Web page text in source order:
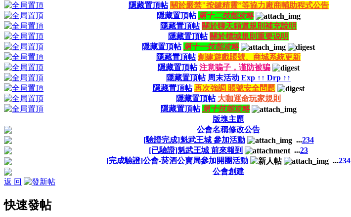
隱藏置頂帖 關於嚴禁"按鍵精靈”等協力廠商輔助程式公告
隱藏置頂帖 第十二技能攻略
隱藏置頂帖 關於聊天頻道規則補充說明
隱藏置頂帖 關於標城規則重要说明
隱藏置頂帖 第十一技能攻略
隱藏置頂帖 創建遊戲賬號、商城系統更新
隱藏置頂帖 注意骗子，谨防被骗
隱藏置頂帖 周末活动 Exp ↑↑ Drp ↑↑
隱藏置頂帖 再次強調 賬號安全問題
隱藏置頂帖 大咖運命玩家規則
隱藏置頂帖 第十技能攻略
版塊主題
公會名稱修改公告
[驗證完成]魁武王城 參加活動
...234
[已驗證]魁武王城 前來報到
...23
[完成驗證]公會-菸酒公賣局參加開團活動
...234
公會創建
返 回
快速發帖